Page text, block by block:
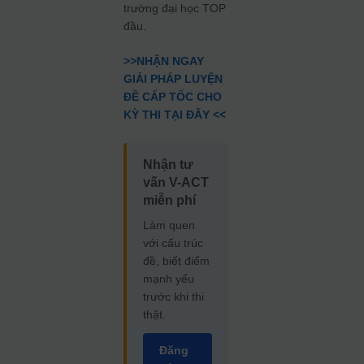
trường đại học TOP
đầu.
>>NHẬN NGAY
GIẢI PHÁP LUYỆN
ĐỀ CẤP TỐC CHO
KỲ THI TẠI ĐÂY <<
Nhận tư
vấn V-ACT
miễn phí
Làm quen
với cấu trúc
đề, biết điểm
mạnh yếu
trước khi thi
thật.
Đăng